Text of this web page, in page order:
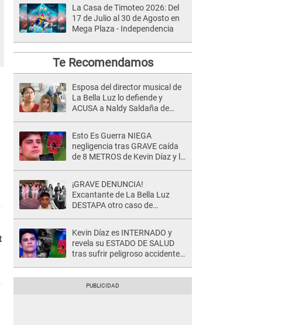
La Casa de Timoteo 2026: Del
17 de Julio al 30 de Agosto en
Mega Plaza - Independencia
Te Recomendamos
Esposa del director musical de
La Bella Luz lo defiende y
ACUSA a Naldy Saldaña de
Esto Es Guerra NIEGA
negligencia tras GRAVE caída
de 8 METROS de Kevin Díaz y lo
¡GRAVE DENUNCIA!
Excantante de La Bella Luz
DESTAPA otro caso de
represalias: "Yo siempre..."
Kevin Díaz es INTERNADO y
revela su ESTADO DE SALUD
tras sufrir peligroso accidente